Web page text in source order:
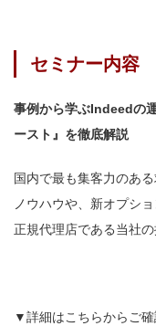
セミナー内容
事例から学ぶIndeedの
ースト』を徹底解説
国内で最も集客力のあ
ノウハウや、新オプシ
正規代理店である当社
▼詳細はこちらからご